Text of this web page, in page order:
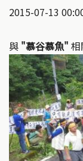
2015-07-13
與 "慕谷慕魚" 相